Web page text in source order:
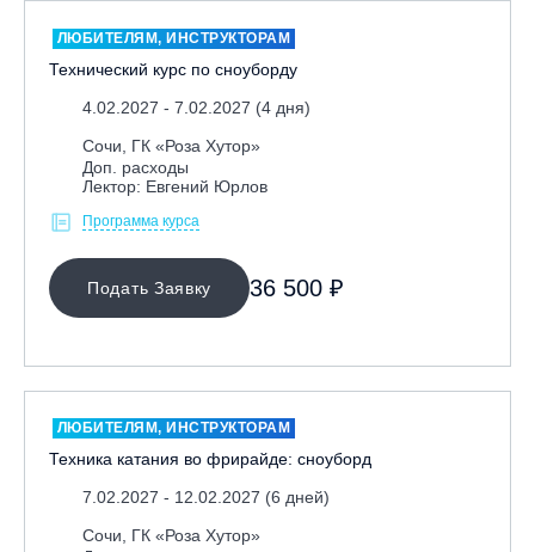
МЕСТО ПРОВЕДЕНИЯ
Байкальск, ГЛЦ «Гора Соболиная»
Грузия, ГК «Гудаури»
Дистанционно
Екатеринбург, ГЛЦ «Уктус»
Ижевск, КАО «Нечкино»
Иркутск, ГЛЦ «Олха»
ЛЮБИТЕЛЯМ, ИНСТРУКТОРАМ
Технический курс по сноуборду
4.02.2027 - 7.02.2027 (4 дня)
Сочи, ГК «Роза Хутор»
Доп. расходы
Лектор: Евгений Юрлов
Программа курса
Подать Заявку 36 500 ₽
ЛЮБИТЕЛЯМ, ИНСТРУКТОРАМ
Техника катания во фрирайде: сноуборд
7.02.2027 - 12.02.2027 (6 дней)
Сочи, ГК «Роза Хутор»